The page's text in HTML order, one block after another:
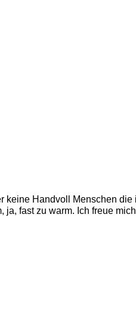
keine Handvoll Menschen die
fast zu warm. Ich freue